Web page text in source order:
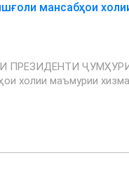
мансабҳои
ПРЕЗИДЕНТИ
холии маъмурии